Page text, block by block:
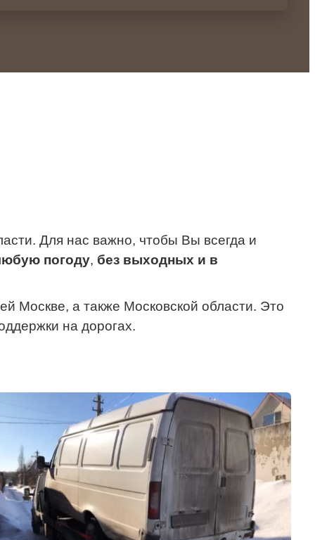
Для нас важно, чтобы Вы всегда и
погоду, без выходных и в
Москве, а также Московской области. Это
на дорогах.